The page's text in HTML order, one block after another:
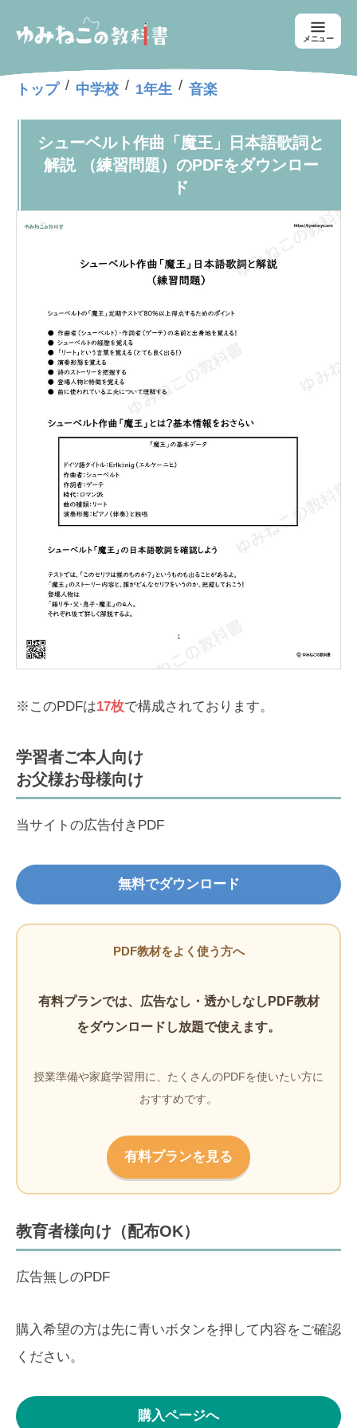
メニュー
トップ / 中学校 / 1年生 / 音楽
シューベルト作曲「魔王」日本語歌詞と
解説 （練習問題）のPDFをダウンロー
ド
※このPDFは17枚で構成されております。
学習者ご本人向け
お父様お母様向け
当サイトの広告付きPDF
無料でダウンロード
PDF教材をよく使う方へ
有料プランでは、広告なし・透かしなしPDF教材
をダウンロードし放題で使えます。
授業準備や家庭学習用に、たくさんのPDFを使いたい方に
おすすめです。
有料プランを見る
教育者様向け（配布OK）
広告無しのPDF
購入希望の方は先に青いボタンを押して内容をご確認
ください。
購入ページへ